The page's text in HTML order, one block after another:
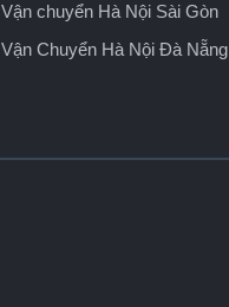
Vận chuyển Hà Nội Sài Gòn
Vận Chuyển Hà Nội Đà Nẵng